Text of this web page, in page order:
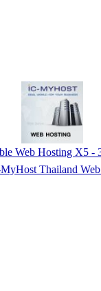
ประตูรั้วสแตนเลส
ร้านbanjustanless.com